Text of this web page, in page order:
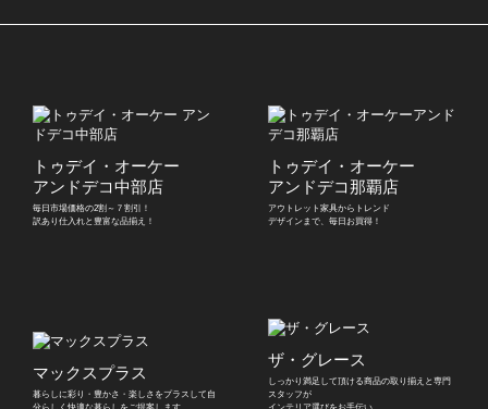
トゥデイ・オーケー
アンドデコ中部店
毎日市場価格の2割～７割引！
訳あり仕入れと豊富な品揃え！
トゥデイ・オーケー
アンドデコ那覇店
アウトレット家具からトレンド
デザインまで、毎日お買得！
マックスプラス
暮らしに彩り・豊かさ・楽しさをプラスして 自
ザ・グレース
しっかり満足して頂ける商品の取り揃えと 専門
スタッフが